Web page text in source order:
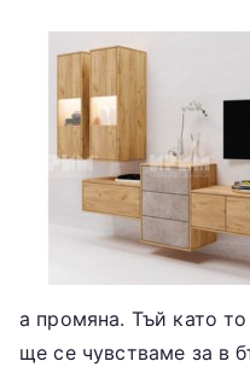
а промяна. Тъй като
ще се чувстваме за в